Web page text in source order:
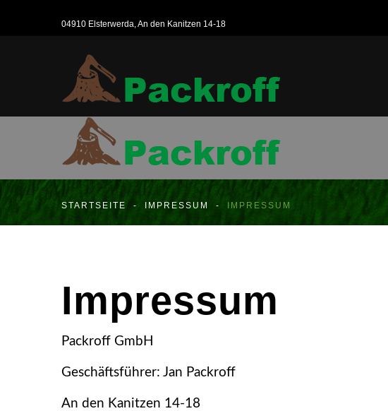
04910 Elsterwerda, An den Kanitzen 14-18
STARTSEITE - IMPRESSUM - IMPRESSUM
Impressum
Packroff GmbH
Geschäftsführer: Jan Packroff
An den Kanitzen 14-18